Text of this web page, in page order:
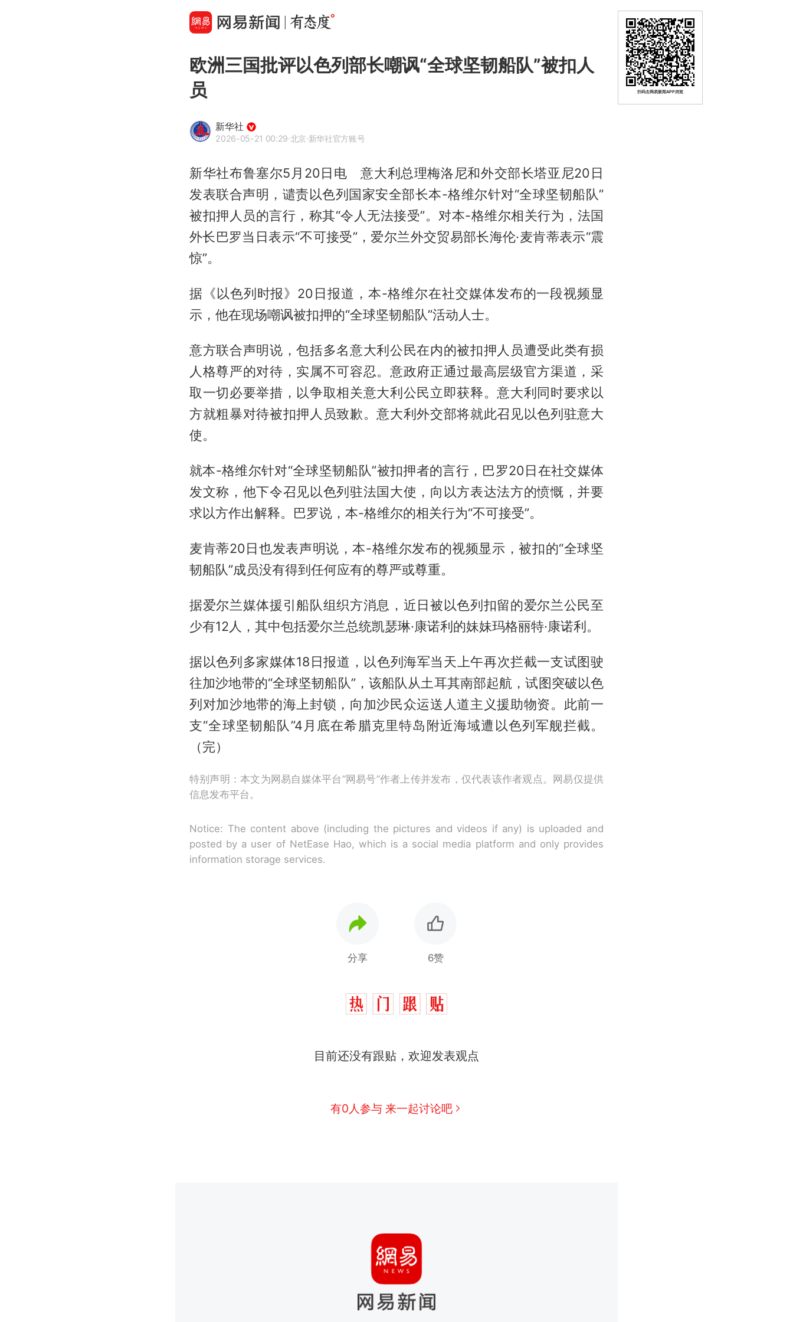
欧洲三国批评以色列部长嘲讽“全球坚韧船队”被扣人
员
新华社
2026-05-21 00:29·北京·新华社官方账号
新华社布鲁塞尔5月20日电 意大利总理梅洛尼和外交部长塔亚尼20日
发表联合声明，谴责以色列国家安全部长本-格维尔针对“全球坚韧船队”
被扣押人员的言行，称其“令人无法接受”。对本-格维尔相关行为，法国
外长巴罗当日表示“不可接受”，爱尔兰外交贸易部长海伦·麦肯蒂表示“震
惊”。
据《以色列时报》20日报道，本-格维尔在社交媒体发布的一段视频显
示，他在现场嘲讽被扣押的“全球坚韧船队”活动人士。
意方联合声明说，包括多名意大利公民在内的被扣押人员遭受此类有损
人格尊严的对待，实属不可容忍。意政府正通过最高层级官方渠道，采
取一切必要举措，以争取相关意大利公民立即获释。意大利同时要求以
方就粗暴对待被扣押人员致歉。意大利外交部将就此召见以色列驻意大
使。
就本-格维尔针对“全球坚韧船队”被扣押者的言行，巴罗20日在社交媒体
发文称，他下令召见以色列驻法国大使，向以方表达法方的愤慨，并要
求以方作出解释。巴罗说，本-格维尔的相关行为“不可接受”。
麦肯蒂20日也发表声明说，本-格维尔发布的视频显示，被扣的“全球坚
韧船队”成员没有得到任何应有的尊严或尊重。
据爱尔兰媒体援引船队组织方消息，近日被以色列扣留的爱尔兰公民至
少有12人，其中包括爱尔兰总统凯瑟琳·康诺利的妹妹玛格丽特·康诺利。
据以色列多家媒体18日报道，以色列海军当天上午再次拦截一支试图驶
往加沙地带的“全球坚韧船队”，该船队从土耳其南部起航，试图突破以色
列对加沙地带的海上封锁，向加沙民众运送人道主义援助物资。此前一
支“全球坚韧船队”4月底在希腊克里特岛附近海域遭以色列军舰拦截。
（完）
特别声明：本文为网易自媒体平台“网易号”作者上传并发布，仅代表该作者观点。网易仅提供
信息发布平台。
Notice: The content above (including the pictures and videos if any) is uploaded and
posted by a user of NetEase Hao, which is a social media platform and only provides
information storage services.
分享 6赞
目前还没有跟贴，欢迎发表观点
有0人参与 来一起讨论吧
扫码去网易新闻APP浏览